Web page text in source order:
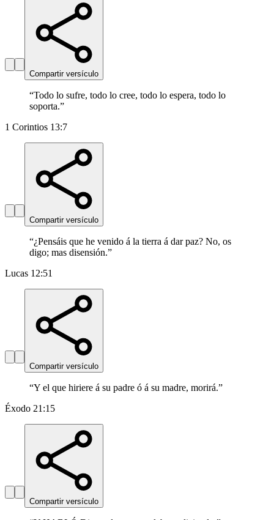
Compartir versículo
“Todo lo sufre, todo lo cree, todo lo espera, todo lo
soporta.”
1 Corintios 13:7
Compartir versículo
“¿Pensáis que he venido á la tierra á dar paz? No, os
digo; mas disensión.”
Lucas 12:51
Compartir versículo
“Y el que hiriere á su padre ó á su madre, morirá.”
Éxodo 21:15
Compartir versículo